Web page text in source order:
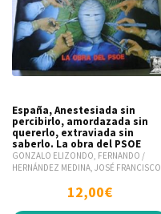
España, Anestesiada sin
percibirlo, amordazada sin
quererlo, extraviada sin
saberlo. La obra del PSOE
GONZALO ELIZONDO, FERNANDO /
HERNÁNDEZ MEDINA, JOSÉ FRANCISCO
12,00€